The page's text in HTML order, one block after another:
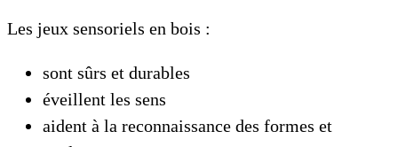
Les jeux sensoriels en bois :
sont sûrs et durables
éveillent les sens
aident à la reconnaissance des formes et